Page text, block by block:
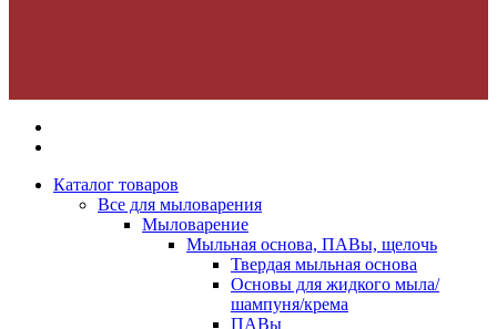
Каталог товаров
Все для мыловарения
Мыловарение
Мыльная основа, ПАВы, щелочь
Твердая мыльная основа
Основы для жидкого мыла/
шампуня/крема
ПАВы